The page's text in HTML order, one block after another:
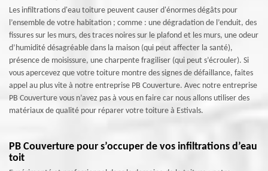
Les infiltrations d'eau toiture peuvent causer d'énormes dégâts pour
l’ensemble de votre habitation ; comme : une dégradation de l’enduit, des
fissures sur les murs, des traces noires sur le plafond et les murs, une odeur
d’humidité désagréable dans la maison (qui peut affecter la santé),
présence de moisissure, une charpente fragiliser (qui peut s’écrouler). Si
vous apercevez que votre toiture montre des signes de défaillance, faites
appel au plus vite à notre entreprise PB Couverture. Avec notre entreprise
PB Couverture vous n’avez pas à vous en faire car nous allons utiliser des
matériaux de qualité pour réparer votre toiture à Estivals.
PB Couverture pour s’occuper de vos infiltrations d’eau
toit